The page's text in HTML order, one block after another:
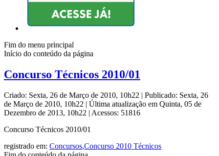
Fim do menu principal
Início do conteúdo da página
Concurso Técnicos 2010/01
Criado: Sexta, 26 de Março de 2010, 10h22 | Publicado: Sexta, 26
de Março de 2010, 10h22 | Última atualização em Quinta, 05 de
Dezembro de 2013, 10h22 | Acessos: 51816
Concurso Técnicos 2010/01
registrado em: Concursos,Concurso 2010 Técnicos